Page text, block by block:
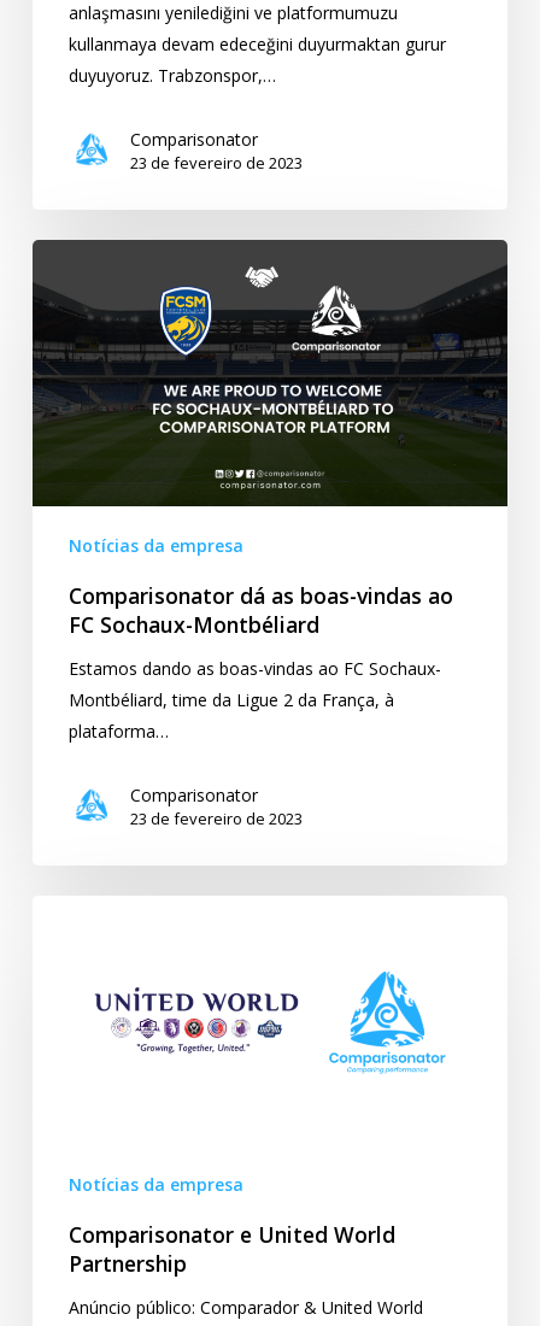
anlaşmasını yenilediğini ve platformumuzu
kullanmaya devam edeceğini duyurmaktan gurur
duyuyoruz. Trabzonspor,…
Comparisonator
23 de fevereiro de 2023
dá
boas-
vindas
ao
Sochaux-
Montbéliard
Notícias da empresa
Comparisonator dá as boas-vindas ao
FC Sochaux-Montbéliard
Estamos dando as boas-vindas ao FC Sochaux-
Montbéliard, time da Ligue 2 da França, à
plataforma…
Comparisonator
23 de fevereiro de 2023
Partnership
Notícias da empresa
Comparisonator e United World
Partnership
Anúncio público: Comparador & United World